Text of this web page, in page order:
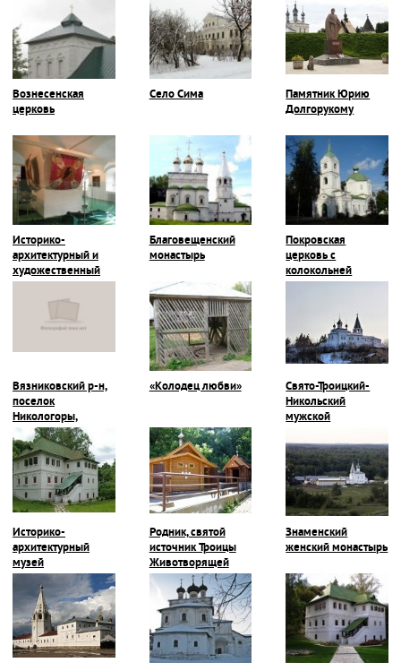
Вознесенская
церковь
Село Сима
Памятник Юрию
Долгорукому
Историко-
архитектурный и
художественный
Благовещенский
монастырь
Покровская
церковь с
колокольней
Вязниковский р-н,
поселок
Никологоры,
Покровская
церковь
«Колодец любви»
Свято-Троицкий-
Никольский
мужской
Историко-
архитектурный
музей
Родник, святой
источник Троицы
Животворящей
Знаменский
женский монастырь